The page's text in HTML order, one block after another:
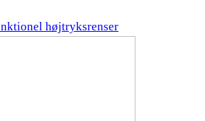
højtryksrenser